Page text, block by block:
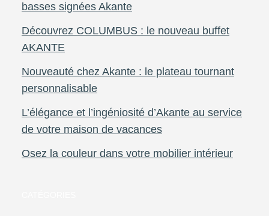
basses signées Akante
Découvrez COLUMBUS : le nouveau buffet
AKANTE
Nouveauté chez Akante : le plateau tournant
personnalisable
L’élégance et l’ingéniosité d’Akante au service
de votre maison de vacances
Osez la couleur dans votre mobilier intérieur